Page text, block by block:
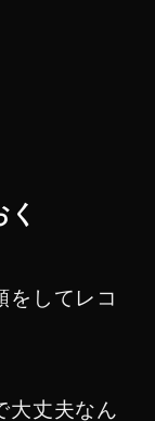
をしてレコ
大丈夫なん